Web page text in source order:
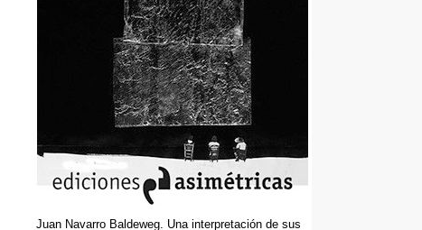
Juan Navarro Baldeweg. Una interpretación de sus